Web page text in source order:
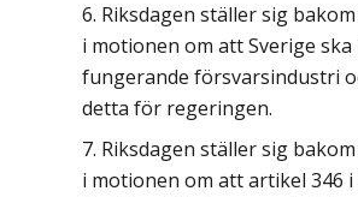
Riksdagen ställer sig
i motionen om att Sverige ska
fungerande försvarsindustri
detta för regeringen.
Riksdagen ställer sig
i motionen om att artikel 346 i